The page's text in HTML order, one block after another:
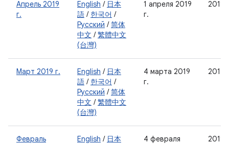
Апрель 2019
г.
English / 日本
語 / 한국어 /
Русский /简体
中文 /繁體中文
(台灣)
1 апреля 2019
г.
Март 2019 г. English / 日本
語 / 한국어 /
Русский /简体
中文 /繁體中文
(台灣)
4 марта 2019
г.
Февраль
English / 日本
4 февраля